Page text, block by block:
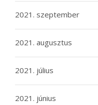
2021. szeptember
2021. augusztus
2021. július
2021. június